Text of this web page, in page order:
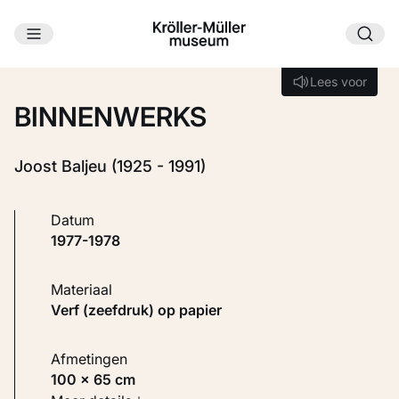
Ga naar hoofdinhoud
Lees voor
Lees voor
BINNENWERKS
Joost Baljeu (1925 - 1991)
Datum
1977-1978
Materiaal
Verf (zeefdruk) op papier
Afmetingen
100 × 65 cm